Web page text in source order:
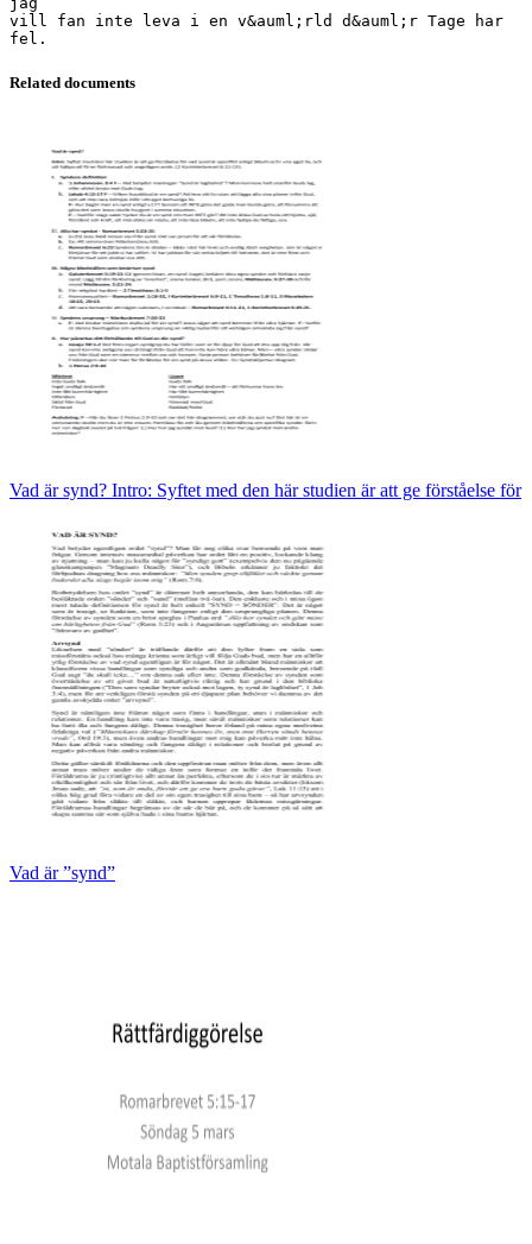
vill fan inte leva i en v&auml;rld d&auml;r Tage har
Related documents
Vad är synd? Intro: Syftet med den här studien är att ge förståelse för
Vad är ”synd”